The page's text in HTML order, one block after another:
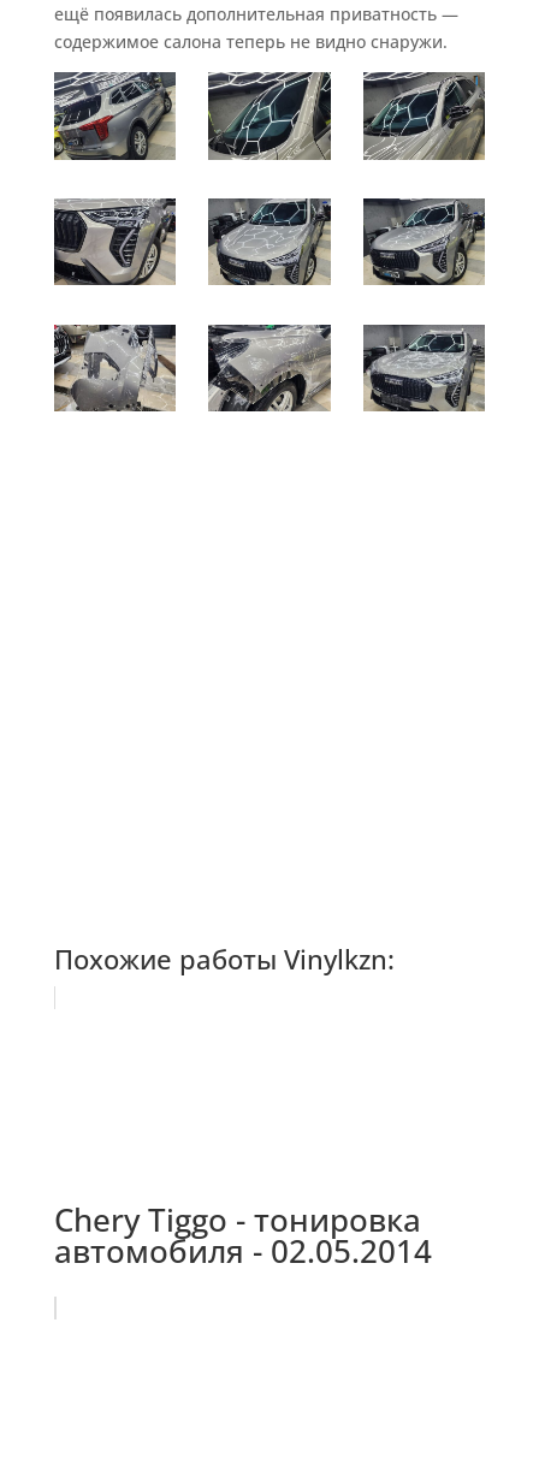
ещё появилась дополнительная приватность —
содержимое салона теперь не видно снаружи.
Похожие работы Vinylkzn:
Chery Tiggo - тонировка
автомобиля - 02.05.2014